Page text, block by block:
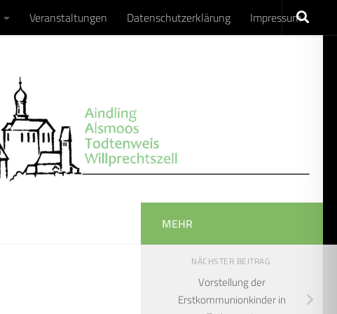
Veranstaltungen Datenschutzerklärung Impressum
MEHR
NÄCHSTER BEITRAG
Vorstellung der
Erstkommunionkinder in